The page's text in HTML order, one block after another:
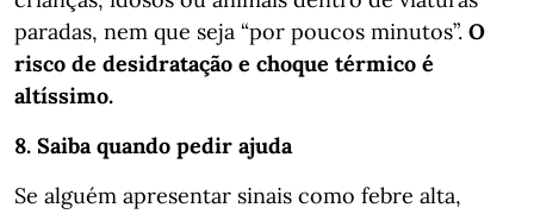
paradas, nem que seja “por poucos minutos”. O
risco de desidratação e choque térmico é
altíssimo.
8. Saiba quando pedir ajuda
Se alguém apresentar sinais como febre alta,